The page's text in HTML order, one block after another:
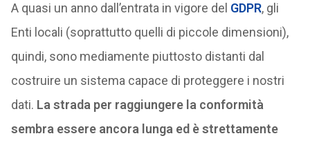
A quasi un anno dall’entrata in vigore del GDPR, gli
Enti locali (soprattutto quelli di piccole dimensioni),
quindi, sono mediamente piuttosto distanti dal
costruire un sistema capace di proteggere i nostri
dati. La strada per raggiungere la conformità
sembra essere ancora lunga ed è strettamente